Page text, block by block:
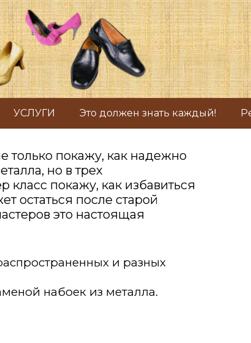
УСЛУГИ Это должен знать каждый!
только покажу, как надежно
но в трех
класс покажу, как избавиться
остаться после старой
это настоящая
и разных
набоек из металла.